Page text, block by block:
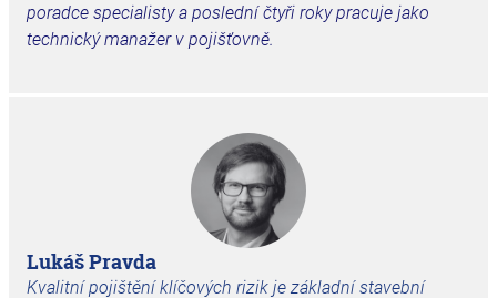
poradce specialisty a poslední čtyři roky pracuje jako
technický manažer v pojišťovně.
Lukáš Pravda
Kvalitní pojištění klíčových rizik je základní stavební